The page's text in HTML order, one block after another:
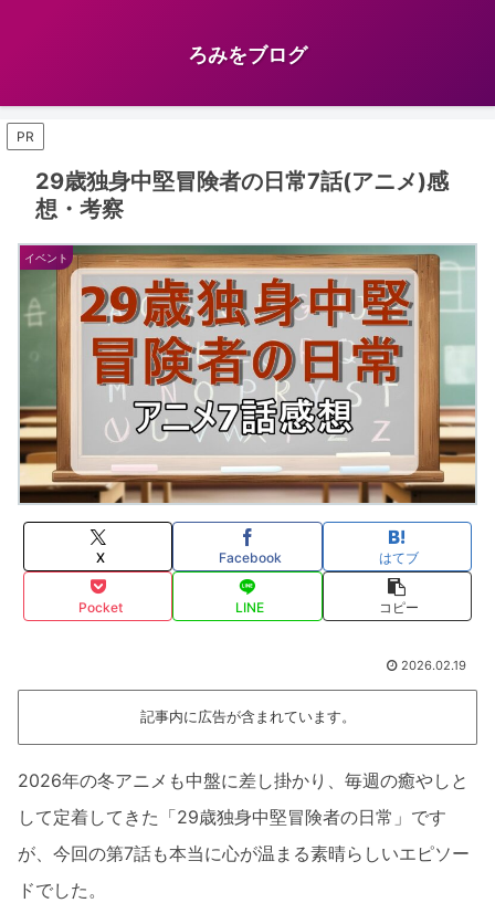
ろみをブログ
PR
29歳独身中堅冒険者の日常7話(アニメ)感
想・考察
イベント
X Facebook はてブ
Pocket LINE コピー
2026.02.19
記事内に広告が含まれています。
2026年の冬アニメも中盤に差し掛かり、毎週の癒やしと
して定着してきた「29歳独身中堅冒険者の日常」です
が、今回の第7話も本当に心が温まる素晴らしいエピソー
ドでした。